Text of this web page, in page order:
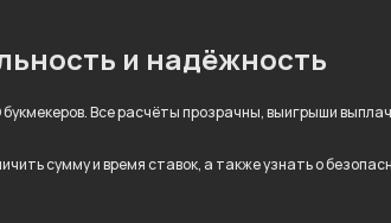
и надёжность
Все расчёты прозрачны, выигрыши
сумму и время ставок, а также узнать о